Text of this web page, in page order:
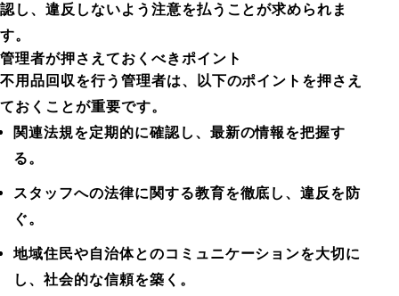
認し、違反しないよう注意を払うことが求められま
す。
管理者が押さえておくべきポイント
不用品回収を行う管理者は、以下のポイントを押さえ
ておくことが重要です。
関連法規を定期的に確認し、最新の情報を把握す
る。
スタッフへの法律に関する教育を徹底し、違反を防
ぐ。
地域住民や自治体とのコミュニケーションを大切に
し、社会的な信頼を築く。